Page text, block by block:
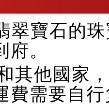
翠寶石的
。
其他國家
費需要自